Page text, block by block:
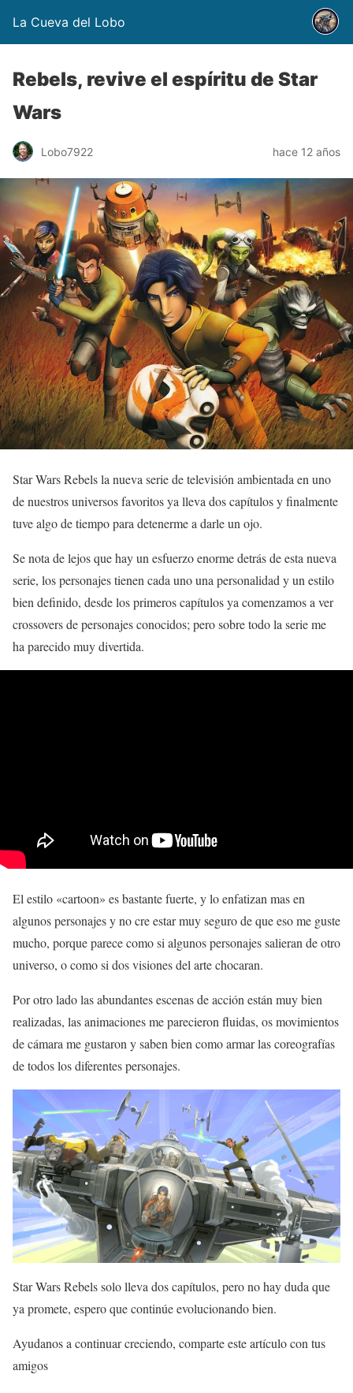
La Cueva del Lobo
Rebels, revive el espíritu de Star
Wars
Lobo7922 hace 12 años
Star Wars Rebels la nueva serie de televisión ambientada en uno
de nuestros universos favoritos ya lleva dos capítulos y finalmente
tuve algo de tiempo para detenerme a darle un ojo.
Se nota de lejos que hay un esfuerzo enorme detrás de esta nueva
serie, los personajes tienen cada uno una personalidad y un estilo
bien definido, desde los primeros capítulos ya comenzamos a ver
crossovers de personajes conocidos; pero sobre todo la serie me
ha parecido muy divertida.
El estilo «cartoon» es bastante fuerte, y lo enfatizan mas en
algunos personajes y no cre estar muy seguro de que eso me guste
mucho, porque parece como si algunos personajes salieran de otro
universo, o como si dos visiones del arte chocaran.
Por otro lado las abundantes escenas de acción están muy bien
realizadas, las animaciones me parecieron fluidas, os movimientos
de cámara me gustaron y saben bien como armar las coreografías
de todos los diferentes personajes.
Star Wars Rebels solo lleva dos capítulos, pero no hay duda que
ya promete, espero que continúe evolucionando bien.
Ayudanos a continuar creciendo, comparte este artículo con tus
amigos